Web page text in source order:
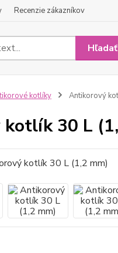
Recenzie zákazníkov
Hľadať
kotlíky Antikorový
30 L